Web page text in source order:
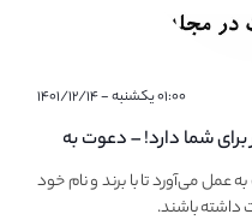
۰۱:۰۰ یکشنبه - ۱۴۰۱/۱۲/۱۴
برای شما دارد! – دعوت به
عمل می‌آورد تا با برند و نام خود
داشته باشند.